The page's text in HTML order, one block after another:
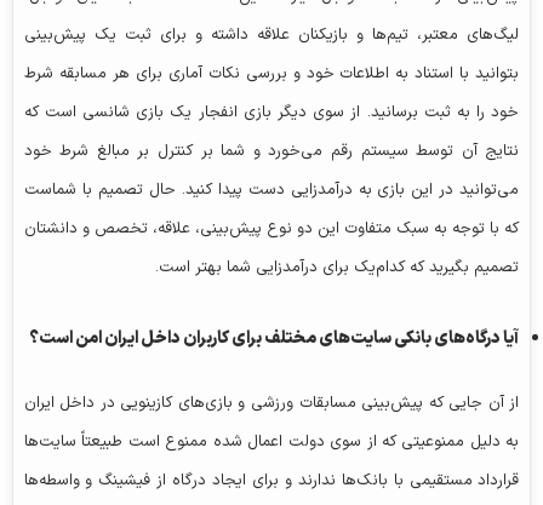
لیگ‌های معتبر، تیم‌ها و بازیکنان علاقه داشته و برای ثبت یک پیش‌بینی
بتوانید با استناد به اطلاعات خود و بررسی نکات آماری برای هر مسابقه شرط
خود را به ثبت برسانید. از سوی دیگر بازی انفجار یک بازی شانسی است که
نتایج آن توسط سیستم رقم می‌خورد و شما بر کنترل بر مبالغ شرط خود
می‌توانید در این بازی به درآمدزایی دست پیدا کنید. حال تصمیم با شماست
که با توجه به سبک متفاوت این دو نوع پیش‌بینی، علاقه، تخصص و دانشتان
تصمیم بگیرید که کدام‌یک برای درآمدزایی شما بهتر است.
آیا درگاه‌های بانکی سایت‌های مختلف برای کاربران داخل ایران امن است؟
از آن جایی که پیش‌بینی مسابقات ورزشی و بازی‌های کازینویی در داخل ایران
به دلیل ممنوعیتی که از سوی دولت اعمال شده ممنوع است طبیعتاً سایت‌ها
قرارداد مستقیمی با بانک‌ها ندارند و برای ایجاد درگاه از فیشینگ و واسطه‌ها